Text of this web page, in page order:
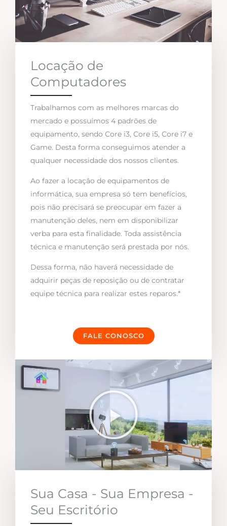
Locação de
Computadores
Trabalhamos com as melhores marcas do
mercado e possuímos 4 padrões de
equipamento, sendo Core i3, Core i5, Core i7 e
Game. Desta forma conseguimos atender a
qualquer necessidade dos nossos clientes.
Ao fazer a locação de equipamentos de
informática, sua empresa só tem benefícios,
pois não precisará se preocupar em fazer a
manutenção deles, nem em disponibilizar
verba para esta finalidade. Toda assistência
técnica e manutenção será prestada por nós.
Dessa forma, não haverá necessidade de
adquirir peças de reposição ou de contratar
equipe técnica para realizar estes reparos.*
FALE CONOSCO
Sua Casa - Sua Empresa -
Seu Escritório